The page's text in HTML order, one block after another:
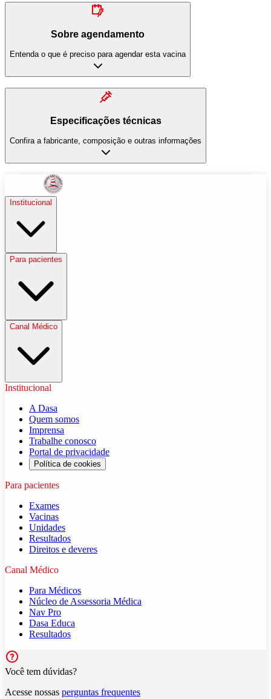
Sobre agendamento
Entenda o que é preciso para agendar esta vacina
Especificações técnicas
Confira a fabricante, composição e outras informações
Institucional
Para pacientes
Canal Médico
Institucional
A Dasa
Quem somos
Imprensa
Trabalhe conosco
Portal de privacidade
Política de cookies
Para pacientes
Exames
Vacinas
Unidades
Resultados
Direitos e deveres
Canal Médico
Para Médicos
Núcleo de Assessoria Médica
Nav Pro
Dasa Educa
Resultados
Você tem dúvidas?
Acesse nossas perguntas frequentes